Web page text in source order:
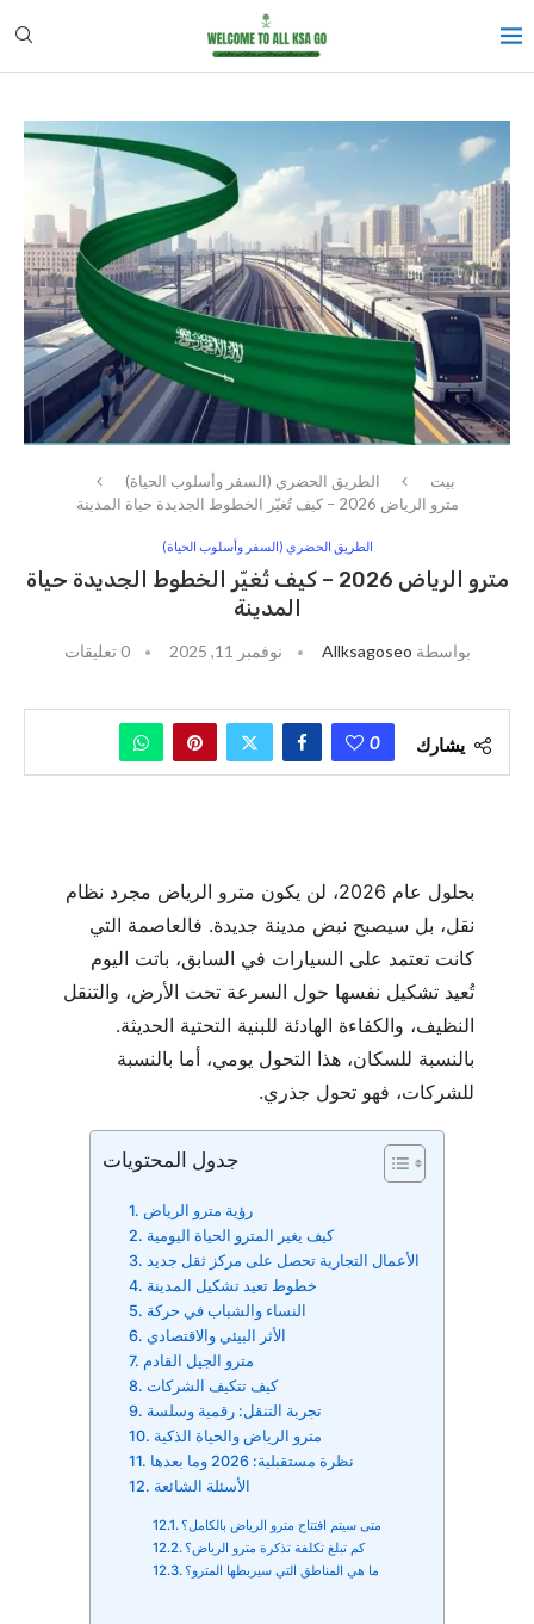
بيت
الطريق الحضري (السفر وأسلوب الحياة)
مترو الرياض 2026 – كيف تُغيّر الخطوط الجديدة حياة المدينة
الطريق الحضري (السفر وأسلوب الحياة)
مترو الرياض 2026 – كيف تُغيّر الخطوط الجديدة حياة
المدينة
بواسطة Allksagoseo نوفمبر 11, 2025 0 تعليقات
يشارك 0
بحلول عام 2026، لن يكون مترو الرياض مجرد نظام
نقل، بل سيصبح نبض مدينة جديدة. فالعاصمة التي
كانت تعتمد على السيارات في السابق، باتت اليوم
تُعيد تشكيل نفسها حول السرعة تحت الأرض، والتنقل
النظيف، والكفاءة الهادئة للبنية التحتية الحديثة.
بالنسبة للسكان، هذا التحول يومي، أما بالنسبة
للشركات، فهو تحول جذري.
جدول المحتويات
رؤية مترو الرياض
كيف يغير المترو الحياة اليومية
الأعمال التجارية تحصل على مركز ثقل جديد
خطوط تعيد تشكيل المدينة
النساء والشباب في حركة
الأثر البيئي والاقتصادي
مترو الجيل القادم
كيف تتكيف الشركات
تجربة التنقل: رقمية وسلسة
مترو الرياض والحياة الذكية
نظرة مستقبلية: 2026 وما بعدها
الأسئلة الشائعة
متى سيتم افتتاح مترو الرياض بالكامل؟
كم تبلغ تكلفة تذكرة مترو الرياض؟
ما هي المناطق التي سيربطها المترو؟